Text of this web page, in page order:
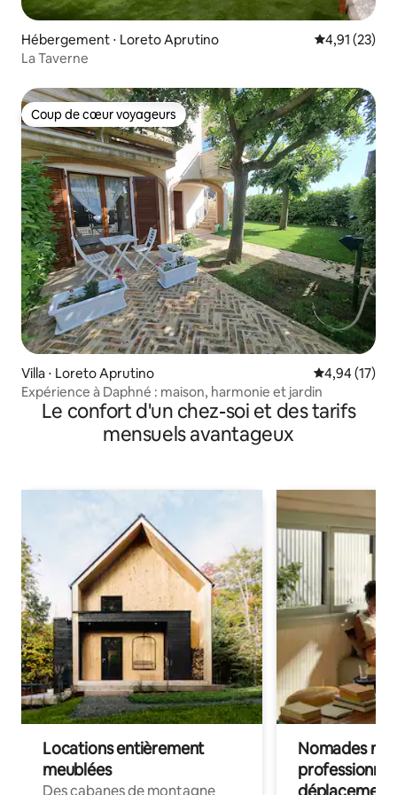
Hébergement ⋅ Loreto Aprutino Évaluation
4,91 (23)
La Taverne
Coup de cœur voyageurs
Coup de cœur voyageurs
Villa ⋅ Loreto Aprutino Évaluation
4,94 (17)
Expérience à Daphné : maison, harmonie et jardin
Le confort d'un chez-soi et des tarifs
mensuels avantageux
Locations entièrement
meublées
Nomades